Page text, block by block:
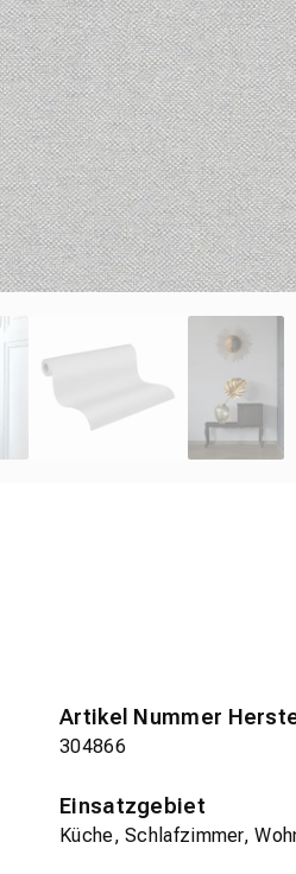
Artikel Nummer
304866
Einsatzgebiet
Küche, Schlafzimmer,